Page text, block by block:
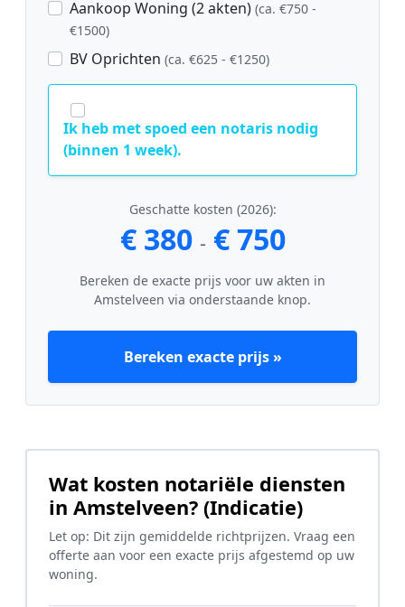
Aankoop Woning (2 akten) (ca. €750 -
€1500)
BV Oprichten (ca. €625 - €1250)
Ik heb met spoed een notaris nodig
(binnen 1 week).
Geschatte kosten (2026):
€ 380 - € 750
Bereken de exacte prijs voor uw akten in
Amstelveen via onderstaande knop.
Bereken exacte prijs »
Wat kosten notariële diensten
in Amstelveen? (Indicatie)
Let op: Dit zijn gemiddelde richtprijzen. Vraag een
offerte aan voor een exacte prijs afgestemd op uw
woning.